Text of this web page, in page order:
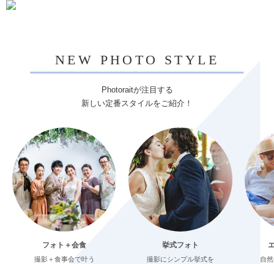
NEW PHOTO STYLE
Photoraitが注目する
新しい定番スタイルをご紹介！
フォト＋会食
撮影＋食事会で叶う
挙式フォト
撮影にシンプル挙式を
自